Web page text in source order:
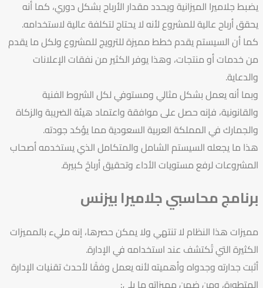
يضبط جلاميرا الميزانية ويحدد مقدار الأرباح بشكل دوري، كما أنه
يحقق أرباح عالية للمشروع لأنه لا يحتاج لتكلفة عالية لاستخدامه.
كما أن السيستم يقدم خطط مميزة للترويج للمشروع ولكل ما يقدم
من خدمات أو منتجات، وهذا يوفر الكثير من نفقات الإعلانات
والدعاية.
وبما أنه يعمل بشكل مثالي ومستوفي لكل الشروط الفنية
والقانونية، فإنه حصل على موافقة واعتماد هيئة الضريبة والزكاة
والجمارك في المملكة العربية السعودية مما يؤكد جودته.
هذا ما يجعله السيستم الشامل والمتكامل الذي يستخدمه أصحاب
المشروعات لرفع مستويات الأداء وتحقيق أرباحً كبيرة.
برنامج محاسبي جلاميرا بيزنس
مميزات هذا النظام لا تنتهي ولا يمكن حصرها، إنه مليء بالمميزات
الكثيرة التي تُكتشف عند استخدامه في الإدارة.
أثبت جدارته وجدواه وأهميته لأنه يعمل وفقًا لأحدث تقنيات الإدارة